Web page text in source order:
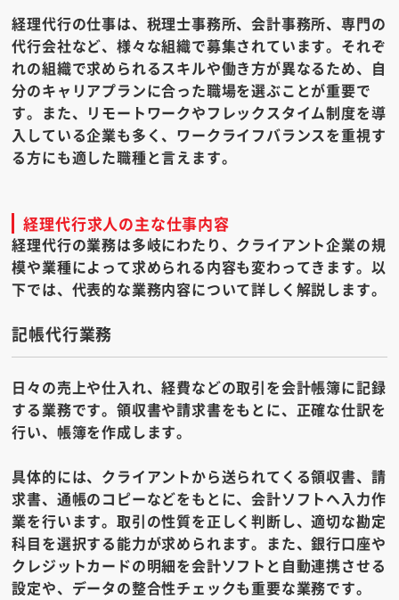
経理代行の仕事は、税理士事務所、会計事務所、専門の
代行会社など、様々な組織で募集されています。それぞ
れの組織で求められるスキルや働き方が異なるため、自
分のキャリアプランに合った職場を選ぶことが重要で
す。また、リモートワークやフレックスタイム制度を導
入している企業も多く、ワークライフバランスを重視す
る方にも適した職種と言えます。
経理代行求人の主な仕事内容
経理代行の業務は多岐にわたり、クライアント企業の規
模や業種によって求められる内容も変わってきます。以
下では、代表的な業務内容について詳しく解説します。
記帳代行業務
日々の売上や仕入れ、経費などの取引を会計帳簿に記録
する業務です。領収書や請求書をもとに、正確な仕訳を
行い、帳簿を作成します。
具体的には、クライアントから送られてくる領収書、請
求書、通帳のコピーなどをもとに、会計ソフトへ入力作
業を行います。取引の性質を正しく判断し、適切な勘定
科目を選択する能力が求められます。また、銀行口座や
クレジットカードの明細を会計ソフトと自動連携させる
設定や、データの整合性チェックも重要な業務です。